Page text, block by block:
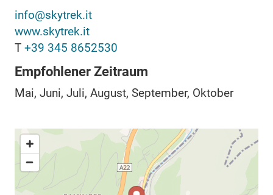
info@skytrek.it
www.skytrek.it
T +39 345 8652530
Empfohlener Zeitraum
Mai, Juni, Juli, August, September, Oktober